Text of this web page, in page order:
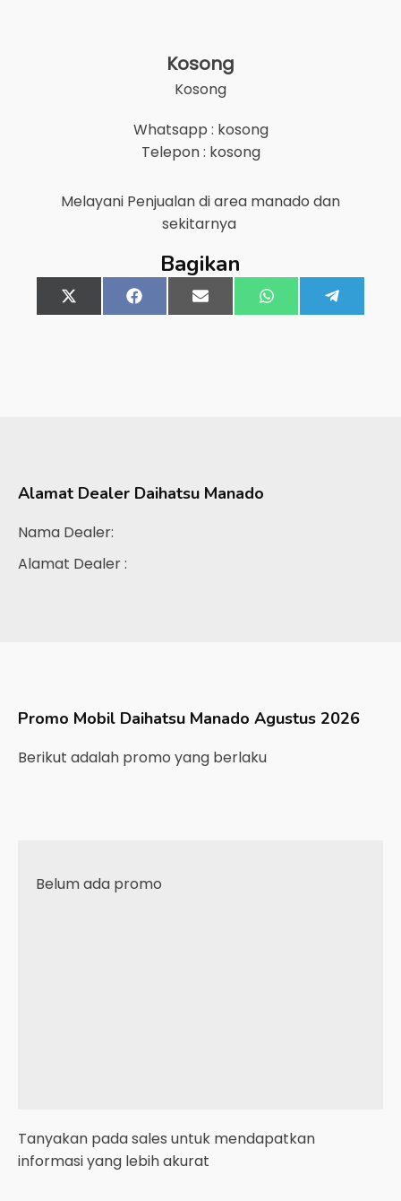
Kosong
Kosong
Whatsapp : kosong
Telepon : kosong
Melayani Penjualan di area manado dan
sekitarnya
Bagikan
Share
on
X
(Twitter)
Share
on
FacebookShare
on
Email Share
on
WhatsApp
on
Alamat Dealer Daihatsu Manado
Nama Dealer:
Alamat Dealer :
Promo Mobil Daihatsu Manado Agustus 2026
Berikut adalah promo yang berlaku
Belum ada promo
Tanyakan pada sales untuk mendapatkan
informasi yang lebih akurat